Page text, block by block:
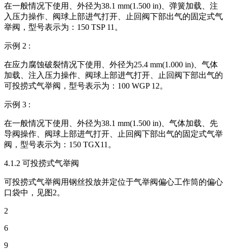
在一般情况下使用、外径为38.1 mm(1.500 in)、弹簧加载、注
入压力操作、阀球上部进气打开、止回阀下部出气的固定式气
举阀，型号表示为：150 TSP 11。
示例 2 :
在应力腐蚀破裂情况下使用、外径为25.4 mm(1.000 in)、气体
加载、注入压力操作、阀球上部进气打开、止回阀下部出气的
可投捞式气举阀，型号表示为：100 WGP 12。
示例 3 :
在一般情况下使用、外径为38.1 mm(1.500 in)、气体加载、先
导阀操作、阀球上部进气打开、止回阀下部出气的固定式气举
阀，型号表示为：150 TGX11。
4.1.2 可投捞式气举阀
可投捞式气举阀用钢丝投放并定位于气举阀偏心工作筒的偏心
口袋中，见图2。
2
6
9